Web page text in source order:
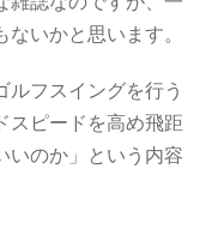
いかと思います。
フスイングを行う
スピードを高め飛距
いのか」という内容